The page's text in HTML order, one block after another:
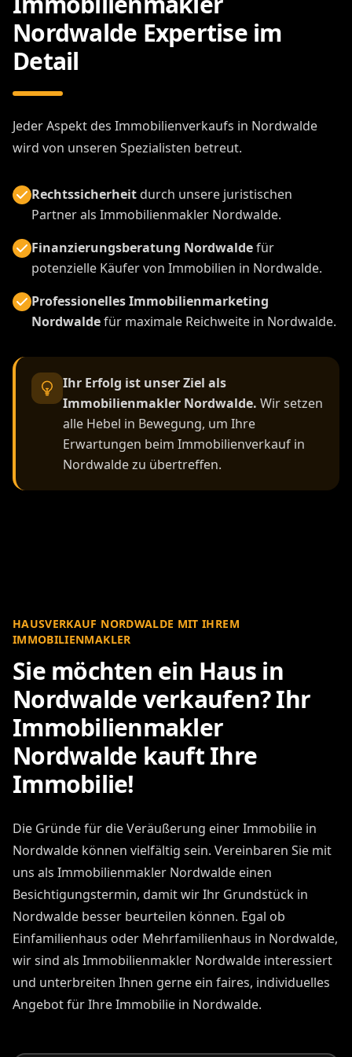
Nordwalde Expertise im
Detail
Jeder Aspekt des Immobilienverkaufs in Nordwalde
wird von unseren Spezialisten betreut.
Rechtssicherheitdurch unsere juristischen
Partner als Immobilienmakler Nordwalde.
Finanzierungsberatung Nordwaldefür
potenzielle Käufer von Immobilien in Nordwalde.
Professionelles Immobilienmarketing
Nordwaldefür maximale Reichweite in Nordwalde.
Ihr Erfolg ist unser Ziel als
Immobilienmakler Nordwalde. Wir setzen
alle Hebel in Bewegung, um Ihre
Erwartungen beim Immobilienverkauf in
Nordwalde zu übertreffen.
HAUSVERKAUF NORDWALDE MIT IHREM
IMMOBILIENMAKLER
Sie möchten ein Haus in
Nordwalde verkaufen? Ihr
Immobilienmakler
Nordwalde kauft Ihre
Immobilie!
Die Gründe für die Veräußerung einer Immobilie in
Nordwalde können vielfältig sein. Vereinbaren Sie mit
uns als Immobilienmakler Nordwalde einen
Besichtigungstermin, damit wir Ihr Grundstück in
Nordwalde besser beurteilen können. Egal ob
Einfamilienhaus oder Mehrfamilienhaus in Nordwalde,
wir sind als Immobilienmakler Nordwalde interessiert
und unterbreiten Ihnen gerne ein faires, individuelles
Angebot für Ihre Immobilie in Nordwalde.